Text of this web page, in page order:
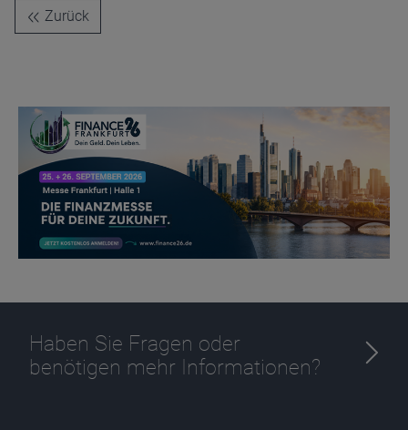
Zurück
Haben Sie Fragen oder
benötigen mehr Informationen?
Ablauf
1 Jahr